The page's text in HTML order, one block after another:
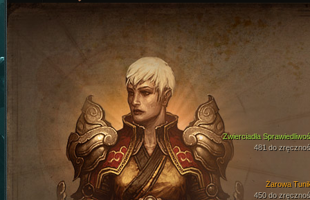
Żarowa
450 do
Zwierciadła
481 do